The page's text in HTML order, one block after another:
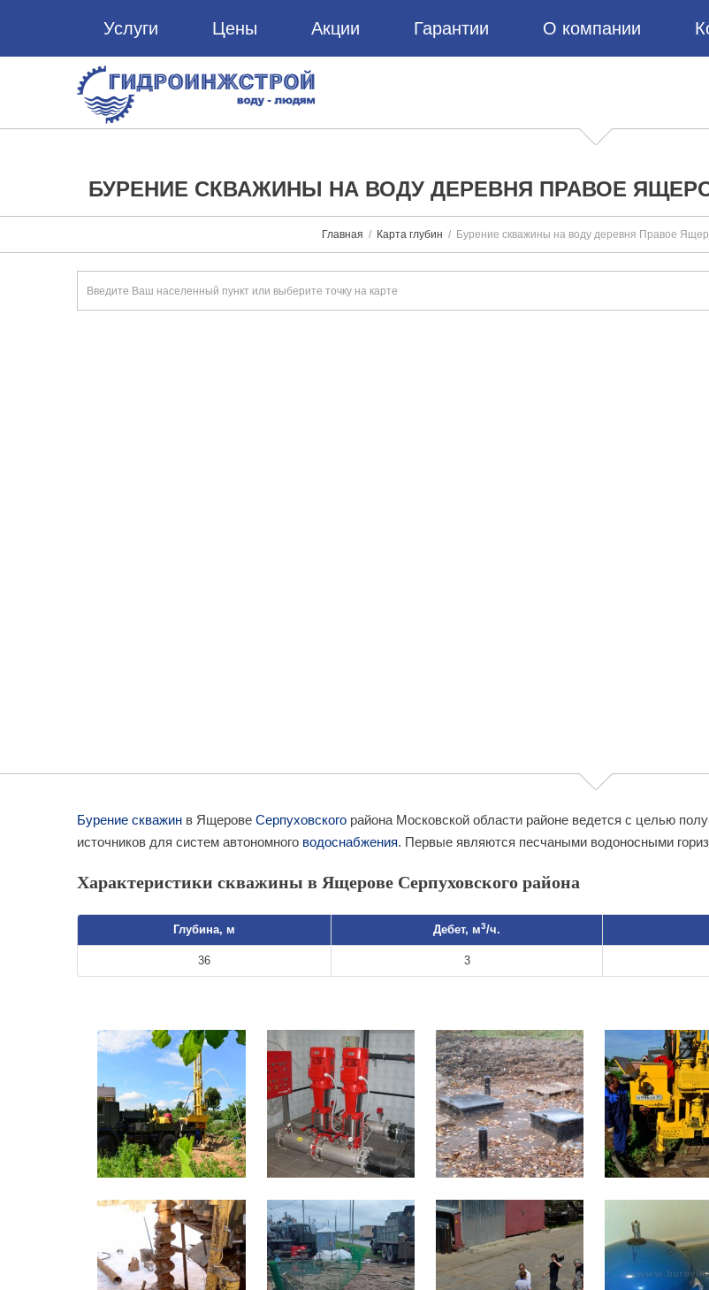
Услуги Цены Акции Гарантии О компании
БУРЕНИЕ СКВАЖИНЫ НА ВОДУ ДЕРЕВНЯ ПРАВОЕ
Главная Карта глубин Бурение скважины на воду деревня Правое
Бурение скважин в Ящерове Серпуховского района Московской области районе ведется с целью
источников для систем автономного водоснабжения. Первые являются песчаными водоносными
Характеристики скважины в Ящерове Серпуховского района
Глубина, м Дебет, м3/ч.
36 3